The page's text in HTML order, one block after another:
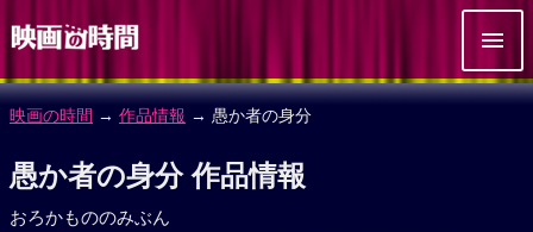
映画の時間 → 作品情報 → 愚か者の身分
愚か者の身分 作品情報
おろかもののみぶん